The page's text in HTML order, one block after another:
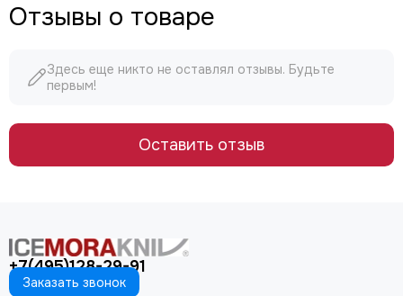
Отзывы о товаре
Здесь еще никто не оставлял отзывы. Будьте
первым!
Оставить отзыв
+7(495)128-29-91
Заказать звонок